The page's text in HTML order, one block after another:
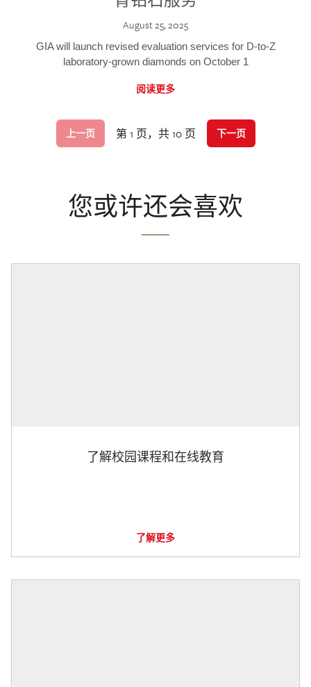
August 25, 2025
GIA will launch revised evaluation services for D-to-Z
laboratory-grown diamonds on October 1
阅读更多
上一页 第 1 页，共 10 页 下一页
您或许还会喜欢
了解校园课程和在线教育
了解更多